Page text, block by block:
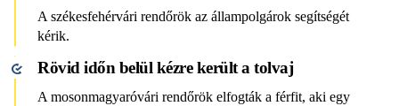
A székesfehérvári rendőrök az állampolgárok segítségét
kérik.
Rövid időn belül kézre került a tolvaj
A mosonmagyaróvári rendőrök elfogták a férfit, aki egy